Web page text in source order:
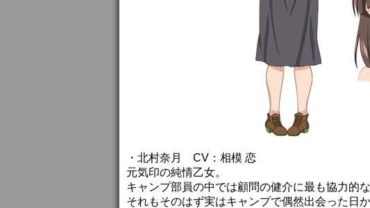
・北村奈月 CV：相模 恋
元気印の純情乙女。
キャンプ部員の中では顧問の健介に最も協力的な
それもそのはず実はキャンプで偶然出会った